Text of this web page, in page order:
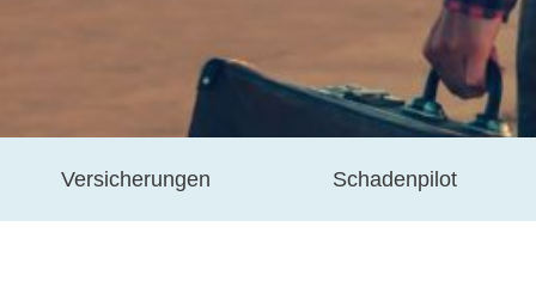
Versicherungen Schadenpilot